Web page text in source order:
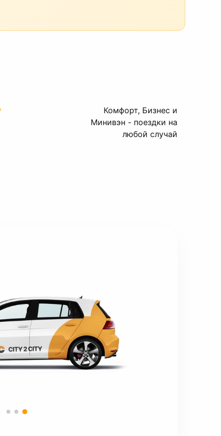
Комфорт, Бизнес и
Минивэн - поездки на
любой случай